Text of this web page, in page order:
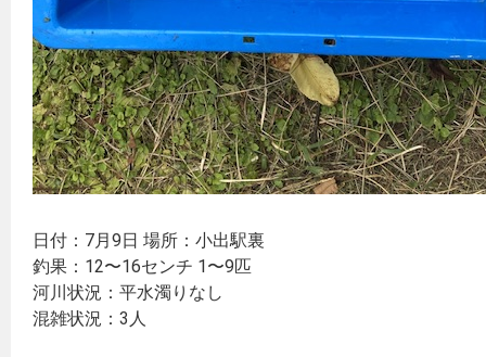
日付：7月9日 場所：小出駅裏
釣果：12〜16センチ 1〜9匹
河川状況：平水濁りなし
混雑状況：3人